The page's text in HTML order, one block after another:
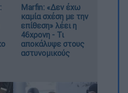
Marfin: «Δεν έχω
καμία σχέση με την
επίθεση» λέει η
46χρονη - Τι
αποκάλυψε στους
αστυνομικούς